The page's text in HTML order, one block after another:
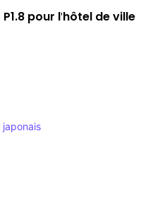
P1.8 pour l'hôtel de ville